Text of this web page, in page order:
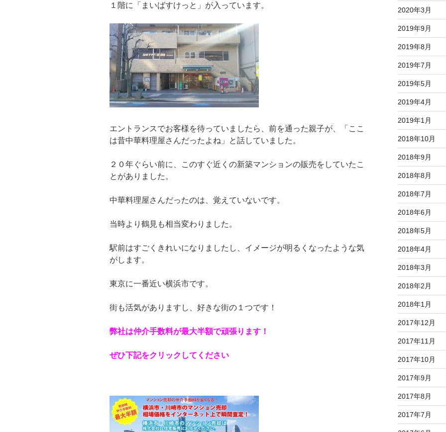
１階に「まいばすけっと」が入っています。
エントランスでお客様を待っていましたら、前を通った親子が、「ここ
は昔中華料理屋さんだったよね」と話していました。
２０年ぐらい前に、このすぐ近くの新築マンションの販売をしていたこ
とがありました。
中華料理屋さんだったのは、覚えていないです。
当時より鶴見も相当変わりました。
駅前はすごくきれいになりましたし、イメージが明るくなったような気
がします。
東京に一番近い横浜市です。
街も活気がありますし、好きな街の１つです！
弊社は仲介手数料が最大半額で頑張ります！
ぜひ下記をクリックしてください
2020年3月
2019年9月
2019年8月
2019年7月
2019年5月
2019年4月
2019年1月
2018年10月
2018年9月
2018年8月
2018年7月
2018年6月
2018年5月
2018年4月
2018年3月
2018年2月
2018年1月
2017年12月
2017年11月
2017年10月
2017年9月
2017年8月
2017年7月